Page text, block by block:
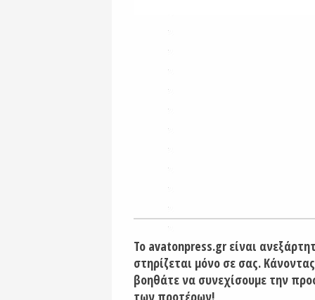
Το avatonpress.gr είναι
στηρίζεται μόνο σε σας.
βοηθάτε να συνεχίσουμε την
των προτέρων!